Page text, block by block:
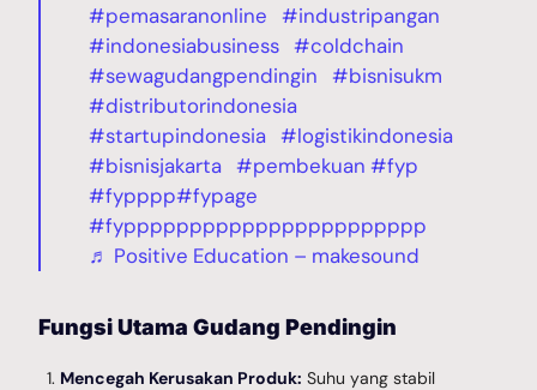
#pemasaranonline
#industripangan
#indonesiabusiness #coldchain
#sewagudangpendingin
#bisnisukm
#distributorindonesia
#startupindonesia
#logistikindonesia
#bisnisjakarta
#pembekuan #fyp
#fypppp#fypage
#fyppppppppppppppppppppppp
♬ Positive Education – makesound
Fungsi Utama Gudang Pendingin
Mencegah Kerusakan Produk: Suhu yang stabil